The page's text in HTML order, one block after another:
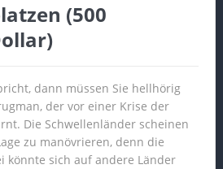
(500
dann müssen Sie hellhörig
der vor einer Krise der
Die Schwellenländer scheinen
zu manövrieren, denn die
könnte sich auf andere Länder